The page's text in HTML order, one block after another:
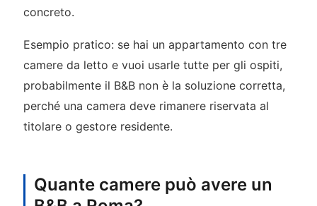
concreto.
Esempio pratico: se hai un appartamento con tre
camere da letto e vuoi usarle tutte per gli ospiti,
probabilmente il B&B non è la soluzione corretta,
perché una camera deve rimanere riservata al
titolare o gestore residente.
Quante camere può avere un